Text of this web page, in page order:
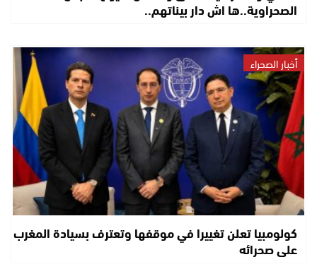
الصحراوية..ها اش دار بيناتهم..
أخبار الصحراء
كولومبيا تعلن تغييرا في موقفها وتعترف بسيادة المغرب
على صحرائه